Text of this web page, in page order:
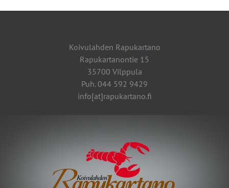
Koivulahden Rapukartano
Rapukartanontie 15
35700 Vilppula
Puh. 044 592 9429
info[at]rapukartano.fi